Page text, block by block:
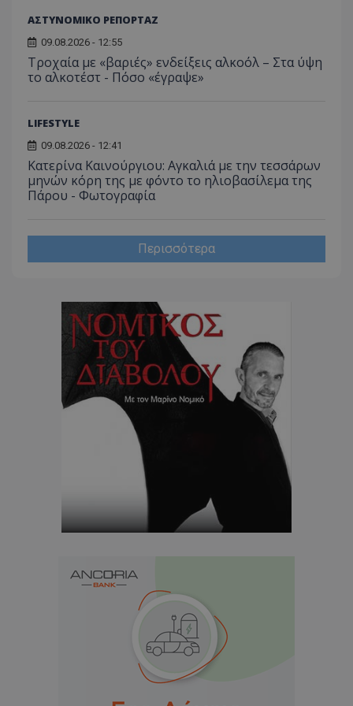
ΑΣΤΥΝΟΜΙΚΟ ΡΕΠΟΡΤΑΖ
09.08.2026 - 12:55
Τροχαία με «βαριές» ενδείξεις αλκοόλ – Στα ύψη
το αλκοτέστ - Πόσο «έγραψε»
LIFESTYLE
09.08.2026 - 12:41
Κατερίνα Καινούργιου: Αγκαλιά με την τεσσάρων
μηνών κόρη της με φόντο το ηλιοβασίλεμα της
Πάρου - Φωτογραφία
Περισσότερα
Τα απολύτως απαραίτητα cookies επιτρέπουν
Ο ιστότοπος δεν μπορεί να χρησιμοποιηθεί σωστά
χωρίς τα απολύτως απαραίτητα cookies.
usprivacy
.lifenewscy.tothemaonline.com
ASP.NET_SessionId
Microsoft Corporation